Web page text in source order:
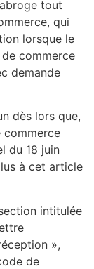
tout
qui
lorsque le
commerce
demande
dès lors que,
commerce
du 18 juin
à cet article
intitulée
»,
de